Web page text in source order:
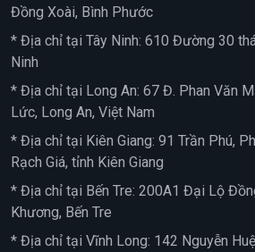
Đồng Xoài, Bình Phước
* Địa chỉ tại Tây Ninh: 610 Đường 30
Ninh
* Địa chỉ tại Long An: 67 Đ. Phan Văn
Lức, Long An, Việt Nam
* Địa chỉ tại Kiên Giang: 91 Trần Phú,
Rạch Giá, tỉnh Kiên Giang
* Địa chỉ tại Bến Tre: 200A1 Đại Lộ
Khương, Bến Tre
* Địa chỉ tại Vĩnh Long: 142 Nguyễn